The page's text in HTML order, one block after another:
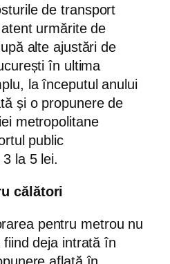
de transport
urmărite de
alte ajustări de
în ultima
la începutul anului
și o propunere de
metropolitane
public
la 5 lei.
călători
pentru metrou nu
deja intrată în